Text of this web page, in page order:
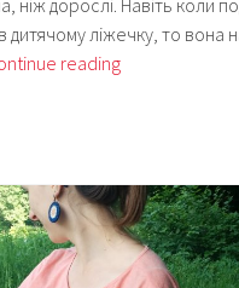
ніж дорослі. Навіть коли
дитячому ліжечку, то вона
readingНевідомі
немовлят